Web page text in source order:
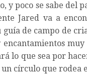
y poco se sabe del
Jared va a
de campo de
encantamientos
lo que sea por
círculo que rodea